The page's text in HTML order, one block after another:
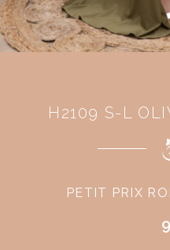
H2109 S-L
PETIT PRIX